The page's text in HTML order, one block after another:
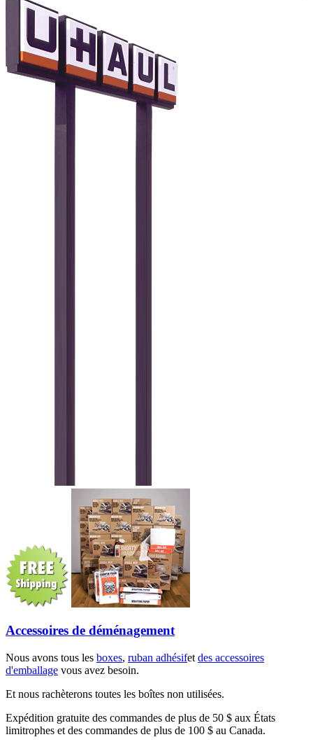
Accessoires de déménagement
Nous avons tous les boxes, ruban adhésifet des accessoires
d'emballage vous avez besoin.
Et nous rachèterons toutes les boîtes non utilisées.
Expédition gratuite des commandes de plus de 50 $ aux États
limitrophes et des commandes de plus de 100 $ au Canada.